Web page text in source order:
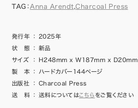
TAG： Anna Arendt ,Charcoal Press
発行年 ：
2025年
状 態
：
新品
サイズ
：
H248mm x W187mm x D20mm
製 本
：
ハードカバー144ページ
出版社
：
Charcoal Press
送 料
： 送料についてはこちら をご覧ください